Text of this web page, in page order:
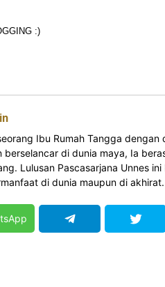
:)
Ibu Rumah Tangga
di dunia maya, Ia
Lulusan Pascasarjana Unnes
di dunia maupun di